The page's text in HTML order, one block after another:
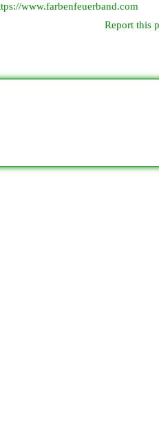
www.farbenfeuerband.com
Report this